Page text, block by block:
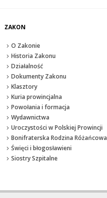
ZAKON
O Zakonie
Historia Zakonu
Działalność
Dokumenty Zakonu
Klasztory
Kuria prowincjalna
Powołania i formacja
Wydawnictwa
Uroczystości w Polskiej Prowincji
Bonifraterska Rodzina Różańcowa
Święci i błogosławieni
Siostry Szpitalne